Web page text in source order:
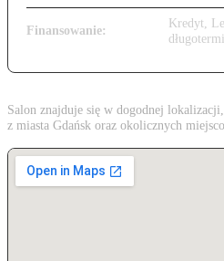
Finansowanie:
Kredyt,
Salon znajduje się w dogodnej
z miasta Gdańsk oraz okolicznych